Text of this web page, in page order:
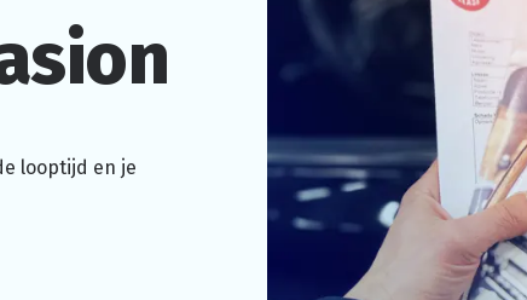
looptijd en je